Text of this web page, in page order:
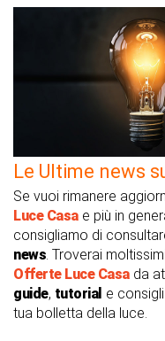
Le Ultime news
Se vuoi rimanere
Luce Casae più in
consigliamo di
news . Troverai moltissimi
Offerte Luce Casada
guide, tutorial e
tua bolletta della luce.